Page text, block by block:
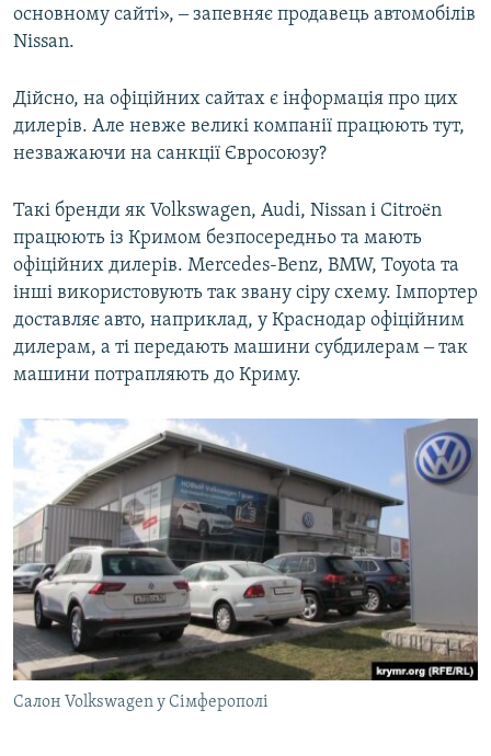
основному сайті», ‒ запевняє продавець автомобілів
Nissan.
Дійсно, на офіційних сайтах є інформація про цих
дилерів. Але невже великі компанії працюють тут,
незважаючи на санкції Євросоюзу?
Такі бренди як Volkswagen, Audi, Nissan і Citroën
працюють із Кримом безпосередньо та мають
офіційних дилерів. Mercedes-Benz, BMW, Toyota та
інші використовують так звану сіру схему. Імпортер
доставляє авто, наприклад, у Краснодар офіційним
дилерам, а ті передають машини субдилерам ‒ так
машини потрапляють до Криму.
Салон Volkswagen у Сімферополі